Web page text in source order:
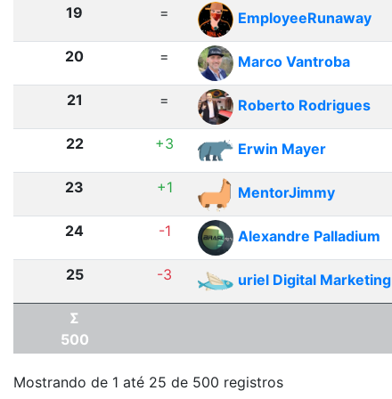
19 = EmployeeRunaway
20 = Marco Vantroba
21 = Roberto Rodrigues
22 +3 Erwin Mayer
23 +1 MentorJimmy
24 -1 Alexandre Palladium
25 -3 uriel Digital Marketing
Σ
500
Mostrando de 1 até 25 de 500 registros